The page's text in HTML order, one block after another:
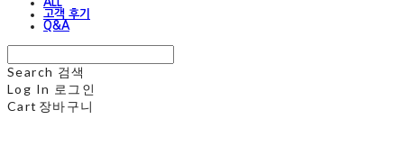
고객 후기
Q&A
Search 검색
Log In 로그인
Cart 장바구니